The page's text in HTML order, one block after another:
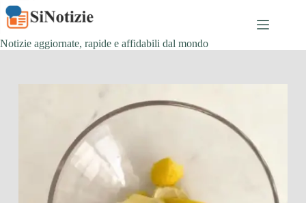
Salta
al
contenuto
Notizie aggiornate, rapide e affidabili dal mondo